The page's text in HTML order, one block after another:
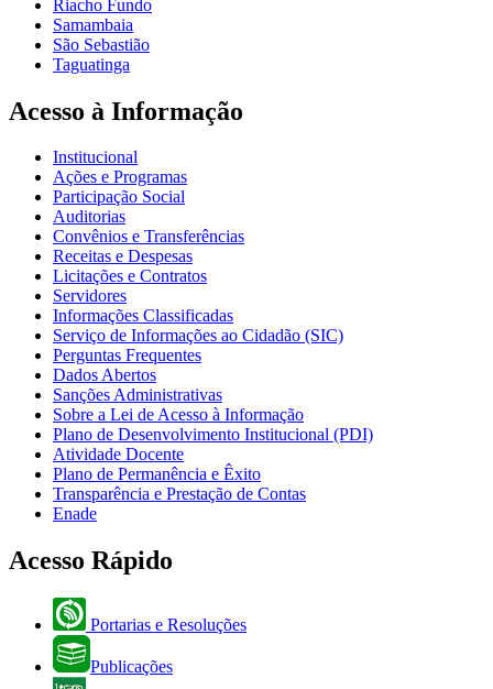
Riacho Fundo
Samambaia
São Sebastião
Taguatinga
Acesso à Informação
Institucional
Ações e Programas
Participação Social
Auditorias
Convênios e Transferências
Receitas e Despesas
Licitações e Contratos
Servidores
Informações Classificadas
Serviço de Informações ao Cidadão (SIC)
Perguntas Frequentes
Dados Abertos
Sanções Administrativas
Sobre a Lei de Acesso à Informação
Plano de Desenvolvimento Institucional (PDI)
Atividade Docente
Plano de Permanência e Êxito
Transparência e Prestação de Contas
Enade
Acesso Rápido
Portarias e Resoluções
Publicações